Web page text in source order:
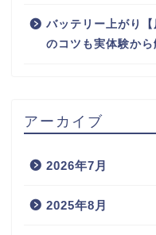
バッテリー上がり
のコツも実体験から
アーカイブ
2026年7月
2025年8月